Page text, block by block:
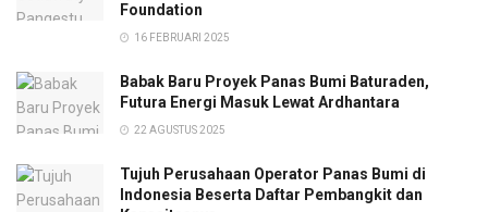
Foundation
16 FEBRUARI 2025
Babak Baru Proyek Panas Bumi Baturaden,
Futura Energi Masuk Lewat Ardhantara
22 AGUSTUS 2025
Tujuh Perusahaan Operator Panas Bumi di
Indonesia Beserta Daftar Pembangkit dan